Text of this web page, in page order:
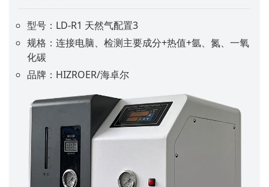
型号：LD-R1 天然气配置3
规格：连接电脑、检测主要成分+热值+氩、氮、一氧
化碳
品牌：HIZROER/海卓尔